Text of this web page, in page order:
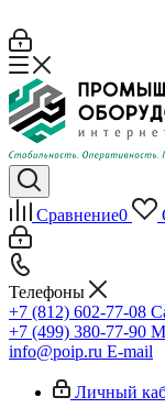
Сравнение0
Телефоны
+7 (812) 602-77-08
+7 (499) 380-77-90
info@poip.ru E-mail
Личный